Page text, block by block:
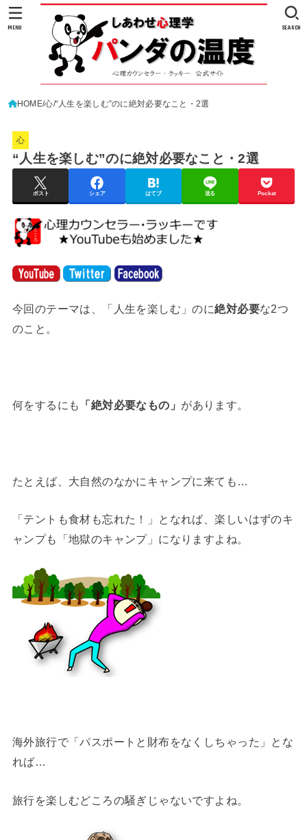
SEARCH
MENU
HOME 心 “人生を楽しむ”のに絶対必要なこと・2選
心
“人生を楽しむ”のに絶対必要なこと・2選
ポスト シェア はてブ 送る Pocket
今回のテーマは、「人生を楽しむ」のに絶対必要な2つ
のこと。
何をするにも 「絶対必要なもの」 があります。
たとえば、大自然のなかにキャンプに来ても…
「テントも食材も忘れた！」となれば、楽しいはずのキ
ャンプも「地獄のキャンプ」になりますよね。
海外旅行で「パスポートと財布をなくしちゃった」とな
れば…
旅行を楽しむどころの騒ぎじゃないですよね。